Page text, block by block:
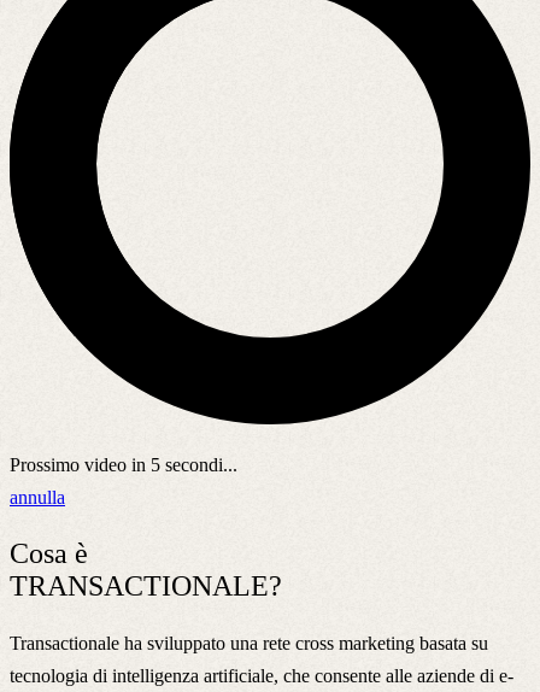
Prossimo video in 5 secondi...
annulla
Cosa è
TRANSACTIONALE?
Transactionale ha sviluppato una rete cross marketing basata su
tecnologia di intelligenza artificiale, che consente alle aziende di e-